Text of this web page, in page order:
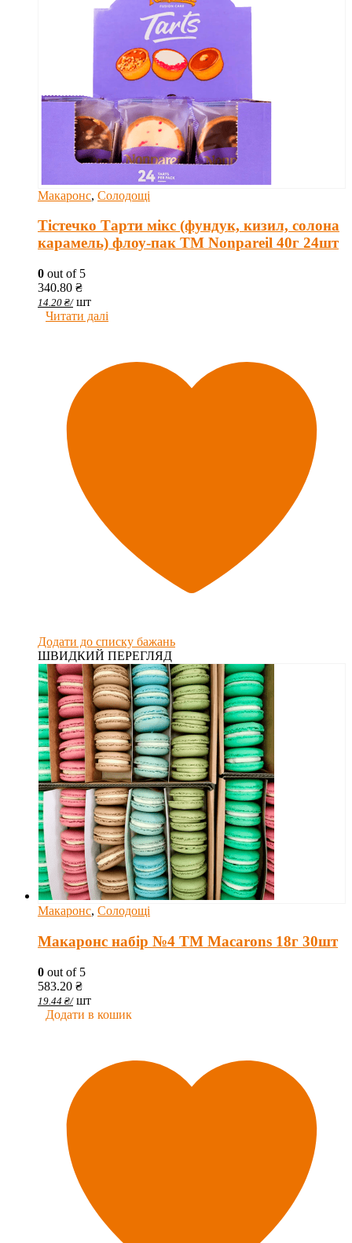
Макаронс, Солодощі
Тістечко Тарти мікс (фундук, кизил, солона
карамель) флоу-пак ТМ Nonpareil 40г 24шт
0 out of 5
340.80 ₴
14.20 ₴/ шт
Читати далі
Додати до списку бажань
ШВИДКИЙ ПЕРЕГЛЯД
Макаронс, Солодощі
Макаронс набір №4 ТМ Macarons 18г 30шт
0 out of 5
583.20 ₴
19.44 ₴/ шт
Додати в кошик